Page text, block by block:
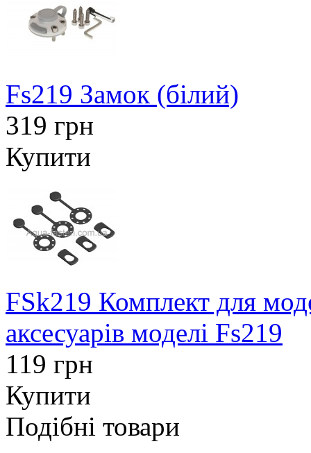
Fs219 Замок (білий)
319 грн
Купити
FSk219 Комплект для
аксесуарів моделі Fs219
119 грн
Купити
Подібні товари